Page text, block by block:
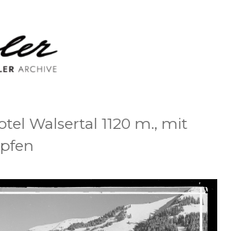
KESSLER ARCHIVE
Walsertal 1120 m., mit